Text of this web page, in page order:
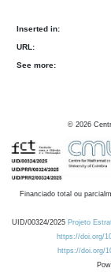
Inserted in:
URL:
See more:
© 2026
Financiado total ou
UID/00324/2025 Projeto
https://doi.org/
https://doi.org/